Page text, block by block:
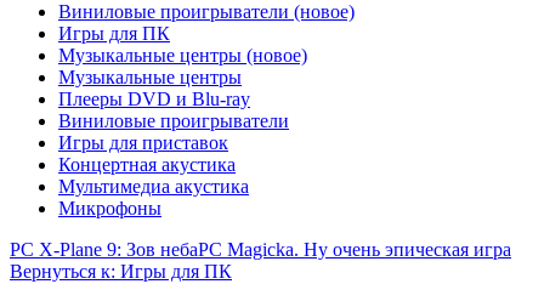
Виниловые проигрыватели (новое)
Игры для ПК
Музыкальные центры (новое)
Музыкальные центры
Плееры DVD и Blu-ray
Виниловые проигрыватели
Игры для приставок
Концертная акустика
Мультимедиа акустика
Микрофоны
PC X-Plane 9: Зов небаPC Magicka. Ну очень эпическая игра
Вернуться к: Игры для ПК